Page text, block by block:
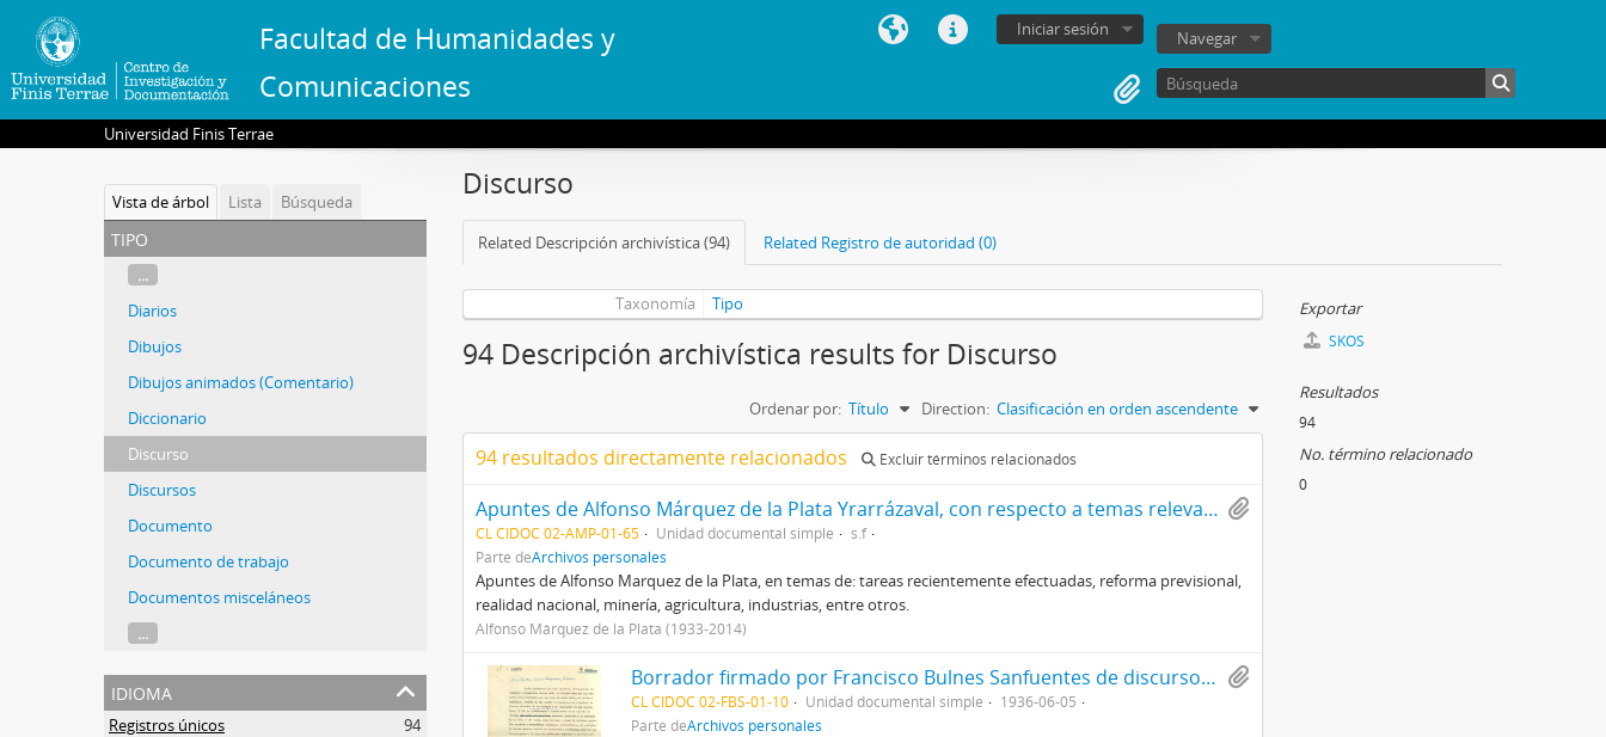
Facultad de Humanidades y
Comunicaciones
Iniciar sesión Navegar
Universidad Finis Terrae
Vista de árbol Lista Búsqueda
tipo
...
Diarios
Dibujos
Dibujos animados (Comentario)
Diccionario
Discurso
Discursos
Documento
Documento de trabajo
Documentos misceláneos
...
idioma
Registros únicos
94
Discurso
Related Descripción archivística (94) Related Registro de autoridad (0)
Taxonomía Tipo
94 Descripción archivística results for Discurso
Ordenar por: Título Direction: Clasificación en orden ascendente
94 resultados directamente relacionados Excluir términos relacionados
Apuntes de Alfonso Márquez de la Plata Yrarrázaval, con respecto a temas relevantes para sus discursos
CL CIDOC 02-AMP-01-65 Unidad documental simple
s.f
Parte deArchivos personales
Apuntes de Alfonso Marquez de la Plata, en temas de: tareas recientemente efectuadas, reforma previsional,
realidad nacional, minería, agricultura, industrias, entre otros.
Alfonso Márquez de la Plata (1933-2014)
Borrador firmado por Francisco Bulnes Sanfuentes de discurso celebrado en homenaje al Papa Pío XI en la Universidad Católica
CL CIDOC 02-FBS-01-10 Unidad documental simple
1936-06-05
Parte deArchivos personales
Exportar
SKOS
Resultados
94
No. término relacionado
0